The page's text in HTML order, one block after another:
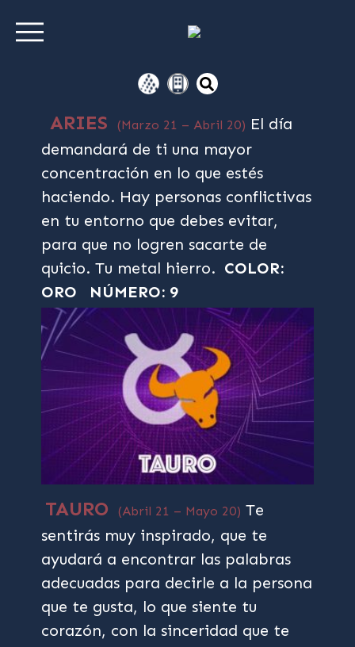
ARIES (Marzo 21 – Abril 20) El día
demandará de ti una mayor
concentración en lo que estés
haciendo. Hay personas conflictivas
en tu entorno que debes evitar,
para que no logren sacarte de
quicio. Tu metal hierro. COLOR:
ORO
NÚMERO: 9
TAURO (Abril 21 – Mayo 20) Te
sentirás muy inspirado, que te
ayudará a encontrar las palabras
adecuadas para decirle a la persona
que te gusta, lo que siente tu
corazón, con la sinceridad que te